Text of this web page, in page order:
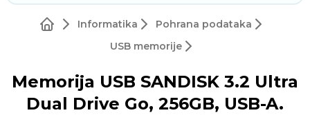
Informatika
Pohrana podataka
USB memorije
Memorija USB SANDISK 3.2 Ultra
Dual Drive Go, 256GB, USB-A.